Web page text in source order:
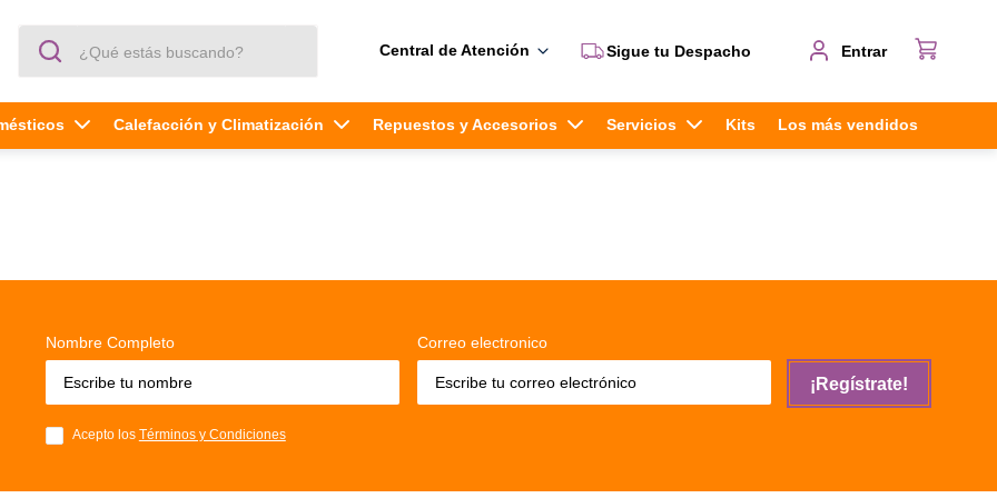
Central de Atención Sigue tu Despacho Entrar
Calefacción y Climatización Repuestos y Accesorios Servicios Kits Los más vendidos
Nombre Completo Correo electronico
Acepto los Términos y Condiciones
¡Regístrate!